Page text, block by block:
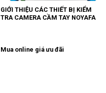
GIỚI THIỆU CÁC THIẾT BỊ KIỂM
TRA CAMERA CẦM TAY NOYAFA
Mua online giá ưu đãi